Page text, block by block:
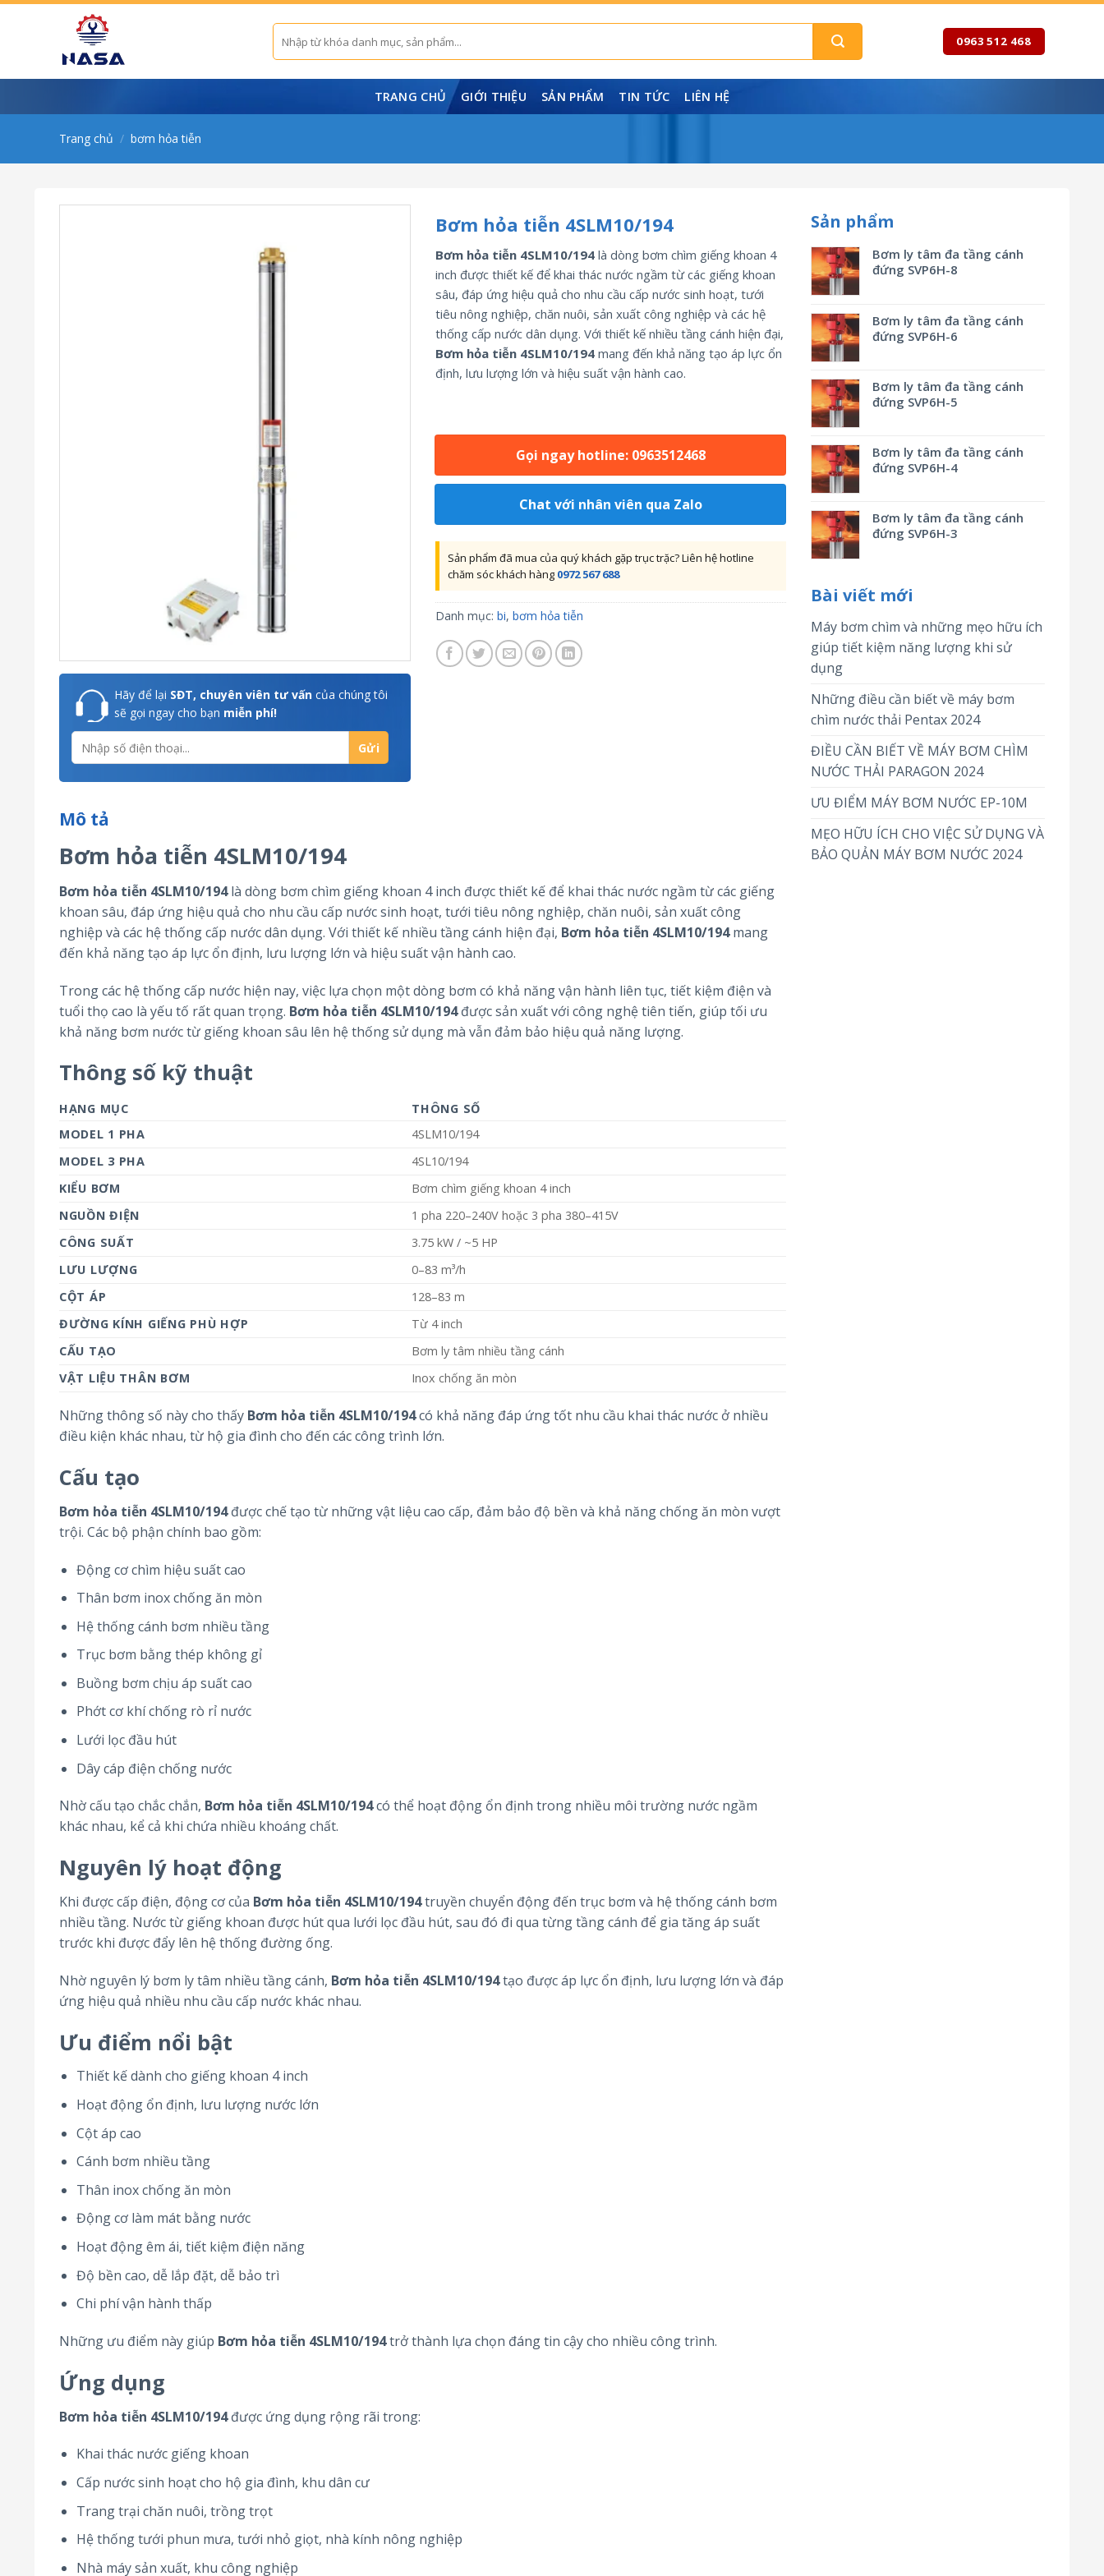
Skip
Tìm
kiếm:
0963 512 468
TRANG CHỦ GIỚI THIỆU SẢN PHẨM TIN TỨC LIÊN HỆ
Trang chủ / bơm hỏa tiễn
Sản phẩm
Bơm ly tâm đa tầng cánh
đứng SVP6H-8
Bơm ly tâm đa tầng cánh
đứng SVP6H-6
Bơm ly tâm đa tầng cánh
đứng SVP6H-5
Bơm ly tâm đa tầng cánh
đứng SVP6H-4
Bơm ly tâm đa tầng cánh
đứng SVP6H-3
Bài viết mới
Máy bơm chìm và những mẹo hữu ích
giúp tiết kiệm năng lượng khi sử
dụng
Những điều cần biết về máy bơm
chìm nước thải Pentax 2024
ĐIỀU CẦN BIẾT VỀ MÁY BƠM CHÌM
NƯỚC THẢI PARAGON 2024
ƯU ĐIỂM MÁY BƠM NƯỚC EP-10M
MẸO HỮU ÍCH CHO VIỆC SỬ DỤNG VÀ
BẢO QUẢN MÁY BƠM NƯỚC 2024
Hãy để lại SĐT, chuyên viên tư vấn của chúng tôi
sẽ gọi ngay cho bạn miễn phí!
Bơm hỏa tiễn 4SLM10/194
Bơm hỏa tiễn 4SLM10/194là dòng bơm chìm giếng khoan 4
inch được thiết kế để khai thác nước ngầm từ các giếng khoan
sâu, đáp ứng hiệu quả cho nhu cầu cấp nước sinh hoạt, tưới
tiêu nông nghiệp, chăn nuôi, sản xuất công nghiệp và các hệ
thống cấp nước dân dụng. Với thiết kế nhiều tầng cánh hiện đại,
Bơm hỏa tiễn 4SLM10/194mang đến khả năng tạo áp lực ổn
định, lưu lượng lớn và hiệu suất vận hành cao.
Gọi ngay hotline: 0963512468
Chat với nhân viên qua Zalo
Sản phẩm đã mua của quý khách gặp trục trặc? Liên hệ hotline
chăm sóc khách hàng 0972 567 688
Danh mục: bi, bơm hỏa tiễn
Mô tả
Bơm hỏa tiễn 4SLM10/194
Bơm hỏa tiễn 4SLM10/194là dòng bơm chìm giếng khoan 4 inch được thiết kế để khai thác nước ngầm từ các giếng
khoan sâu, đáp ứng hiệu quả cho nhu cầu cấp nước sinh hoạt, tưới tiêu nông nghiệp, chăn nuôi, sản xuất công
nghiệp và các hệ thống cấp nước dân dụng. Với thiết kế nhiều tầng cánh hiện đại, Bơm hỏa tiễn 4SLM10/194mang
đến khả năng tạo áp lực ổn định, lưu lượng lớn và hiệu suất vận hành cao.
Trong các hệ thống cấp nước hiện nay, việc lựa chọn một dòng bơm có khả năng vận hành liên tục, tiết kiệm điện và
tuổi thọ cao là yếu tố rất quan trọng. Bơm hỏa tiễn 4SLM10/194được sản xuất với công nghệ tiên tiến, giúp tối ưu
khả năng bơm nước từ giếng khoan sâu lên hệ thống sử dụng mà vẫn đảm bảo hiệu quả năng lượng.
Thông số kỹ thuật
HẠNG MỤC
THÔNG SỐ
MODEL 1 PHA
4SLM10/194
MODEL 3 PHA
4SL10/194
KIỂU BƠM
Bơm chìm giếng khoan 4 inch
NGUỒN ĐIỆN
1 pha 220–240V hoặc 3 pha 380–415V
CÔNG SUẤT
3.75 kW / ~5 HP
LƯU LƯỢNG
0–83 m³/h
CỘT ÁP
128–83 m
ĐƯỜNG KÍNH GIẾNG PHÙ HỢP
Từ 4 inch
CẤU TẠO
Bơm ly tâm nhiều tầng cánh
VẬT LIỆU THÂN BƠM
Inox chống ăn mòn
Những thông số này cho thấy Bơm hỏa tiễn 4SLM10/194có khả năng đáp ứng tốt nhu cầu khai thác nước ở nhiều
điều kiện khác nhau, từ hộ gia đình cho đến các công trình lớn.
Cấu tạo
Bơm hỏa tiễn 4SLM10/194được chế tạo từ những vật liệu cao cấp, đảm bảo độ bền và khả năng chống ăn mòn vượt
trội. Các bộ phận chính bao gồm:
Động cơ chìm hiệu suất cao
Thân bơm inox chống ăn mòn
Hệ thống cánh bơm nhiều tầng
Trục bơm bằng thép không gỉ
Buồng bơm chịu áp suất cao
Phớt cơ khí chống rò rỉ nước
Lưới lọc đầu hút
Dây cáp điện chống nước
Nhờ cấu tạo chắc chắn, Bơm hỏa tiễn 4SLM10/194có thể hoạt động ổn định trong nhiều môi trường nước ngầm
khác nhau, kể cả khi chứa nhiều khoáng chất.
Nguyên lý hoạt động
Khi được cấp điện, động cơ của Bơm hỏa tiễn 4SLM10/194truyền chuyển động đến trục bơm và hệ thống cánh bơm
nhiều tầng. Nước từ giếng khoan được hút qua lưới lọc đầu hút, sau đó đi qua từng tầng cánh để gia tăng áp suất
trước khi được đẩy lên hệ thống đường ống.
Nhờ nguyên lý bơm ly tâm nhiều tầng cánh, Bơm hỏa tiễn 4SLM10/194tạo được áp lực ổn định, lưu lượng lớn và đáp
ứng hiệu quả nhiều nhu cầu cấp nước khác nhau.
Ưu điểm nổi bật
Thiết kế dành cho giếng khoan 4 inch
Hoạt động ổn định, lưu lượng nước lớn
Cột áp cao
Cánh bơm nhiều tầng
Thân inox chống ăn mòn
Động cơ làm mát bằng nước
Hoạt động êm ái, tiết kiệm điện năng
Độ bền cao, dễ lắp đặt, dễ bảo trì
Chi phí vận hành thấp
Những ưu điểm này giúp Bơm hỏa tiễn 4SLM10/194trở thành lựa chọn đáng tin cậy cho nhiều công trình.
Ứng dụng
Bơm hỏa tiễn 4SLM10/194được ứng dụng rộng rãi trong:
Khai thác nước giếng khoan
Cấp nước sinh hoạt cho hộ gia đình, khu dân cư
Trang trại chăn nuôi, trồng trọt
Hệ thống tưới phun mưa, tưới nhỏ giọt, nhà kính nông nghiệp
Nhà máy sản xuất, khu công nghiệp